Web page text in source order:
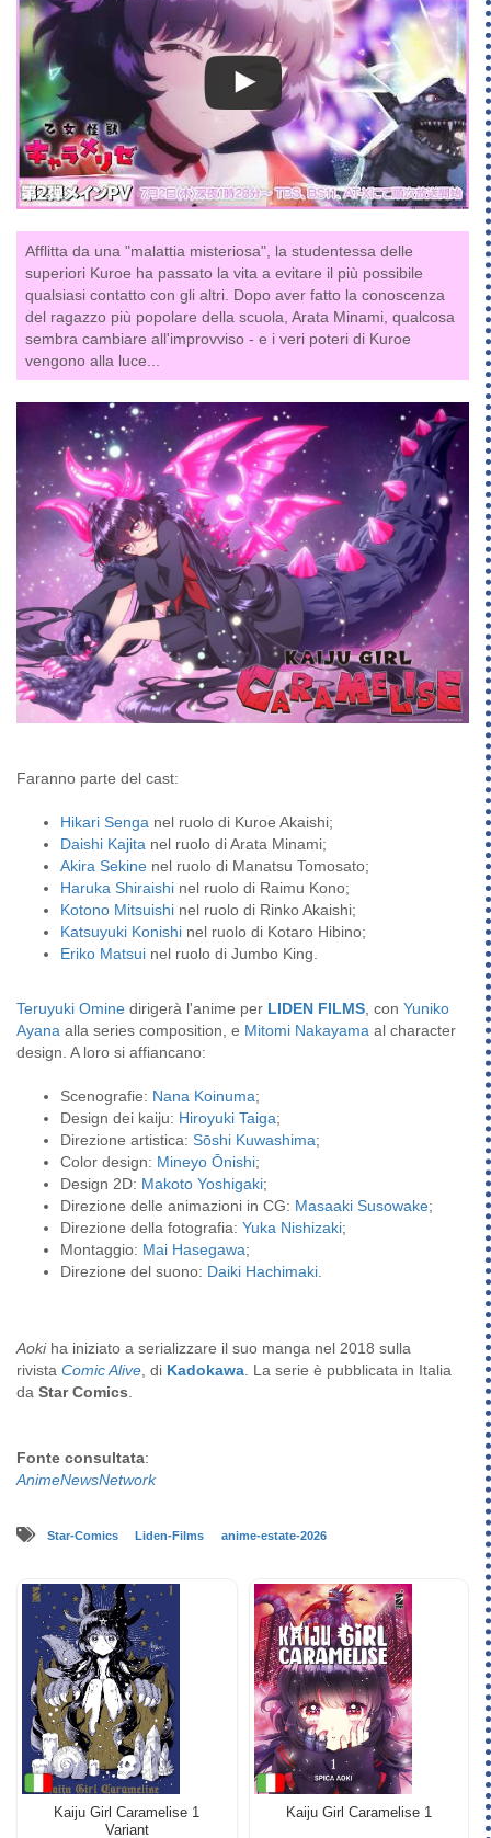
Afflitta da una "malattia misteriosa", la studentessa delle
superiori Kuroe ha passato la vita a evitare il più possibile
qualsiasi contatto con gli altri. Dopo aver fatto la conoscenza
del ragazzo più popolare della scuola, Arata Minami, qualcosa
sembra cambiare all'improvviso - e i veri poteri di Kuroe
vengono alla luce...
Faranno parte del cast:
Hikari Senga nel ruolo di Kuroe Akaishi;
Daishi Kajita nel ruolo di Arata Minami;
Akira Sekine nel ruolo di Manatsu Tomosato;
Haruka Shiraishi nel ruolo di Raimu Kono;
Kotono Mitsuishi nel ruolo di Rinko Akaishi;
Katsuyuki Konishi nel ruolo di Kotaro Hibino;
Eriko Matsui nel ruolo di Jumbo King.
Teruyuki Omine dirigerà l'anime per LIDEN FILMS, con Yuniko
Ayana alla series composition, e Mitomi Nakayama al character
design. A loro si affiancano:
Scenografie: Nana Koinuma;
Design dei kaiju: Hiroyuki Taiga;
Direzione artistica: Sōshi Kuwashima;
Color design: Mineyo Ōnishi;
Design 2D: Makoto Yoshigaki;
Direzione delle animazioni in CG: Masaaki Susowake;
Direzione della fotografia: Yuka Nishizaki;
Montaggio: Mai Hasegawa;
Direzione del suono: Daiki Hachimaki.
Aokiha iniziato a serializzare il suo manga nel 2018 sulla
rivista Comic Alive, di Kadokawa. La serie è pubblicata in Italia
da Star Comics.
Fonte consultata:
AnimeNewsNetwork
Star-Comics Liden-Films anime-estate-2026
Kaiju Girl Caramelise 1
Variant
Kaiju Girl Caramelise 1